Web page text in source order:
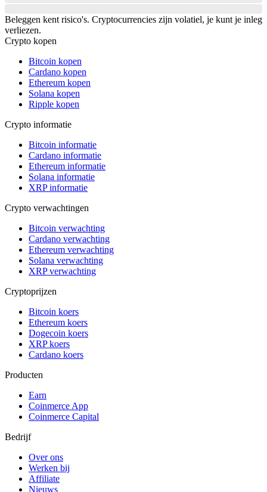
Beleggen kent risico's. Cryptocurrencies zijn volatiel, je kunt je inleg
verliezen.
Crypto kopen
Bitcoin kopen
Cardano kopen
Ethereum kopen
Solana kopen
Ripple kopen
Crypto informatie
Bitcoin informatie
Cardano informatie
Ethereum informatie
Solana informatie
XRP informatie
Crypto verwachtingen
Bitcoin verwachting
Cardano verwachting
Ethereum verwachting
Solana verwachting
XRP verwachting
Cryptoprijzen
Bitcoin koers
Ethereum koers
Dogecoin koers
XRP koers
Cardano koers
Producten
Earn
Coinmerce App
Coinmerce Capital
Bedrijf
Over ons
Werken bij
Affiliate
Nieuws